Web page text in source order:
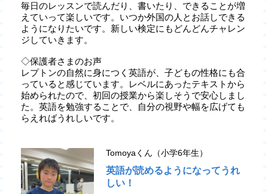
毎日のレッスンで読んだり、書いたり、できることが増
えていって楽しいです。いつか外国の人とお話しできる
ようになりたいです。新しい検定にもどんどんチャレン
ジしていきます。
◇保護者さまのお声
レプトンの自然に身につく英語が、子どもの性格にも合
っていると感じています。レベルにあったテキストから
始められたので、初回の授業から楽しそうで安心しまし
た。英語を勉強することで、自分の視野や幅を広げても
らえればうれしいです。
Tomoyaくん（小学6年生）
英語が読めるようになってうれ
しい！